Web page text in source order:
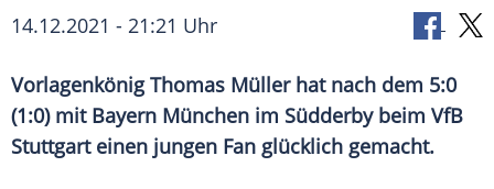
14.12.2021 - 21:21 Uhr
VorlagenkönigThomas Müllerhat nach dem 5:0
(1:0) mit Bayern München im Südderby beim VfB
Stuttgarteinen jungen Fan glücklich gemacht.